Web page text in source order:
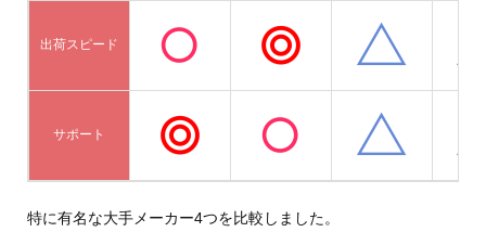
出荷スピード
サポート
特に有名な大手メーカー4つを比較しました。